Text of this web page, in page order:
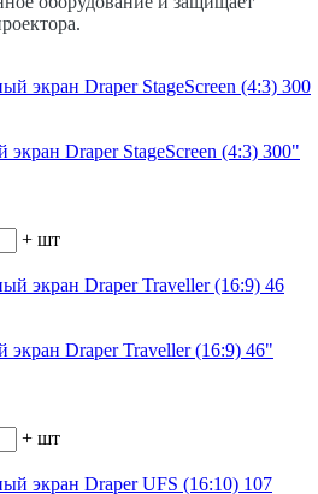
Draper StageScreen (4:3) 300"
+ шт
Draper Traveller (16:9) 46"
+ шт